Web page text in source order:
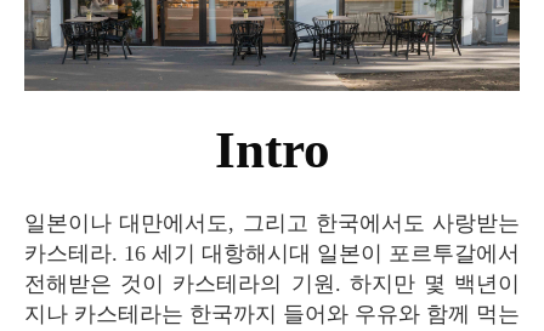
Intro
일본이나 대만에서도, 그리고 한국에서도 사랑받는
카스테라. 16 세기 대항해시대 일본이 포르투갈에서
전해받은 것이 카스테라의 기원. 하지만 몇 백년이
지나 카스테라는 한국까지 들어와 우유와 함께 먹는